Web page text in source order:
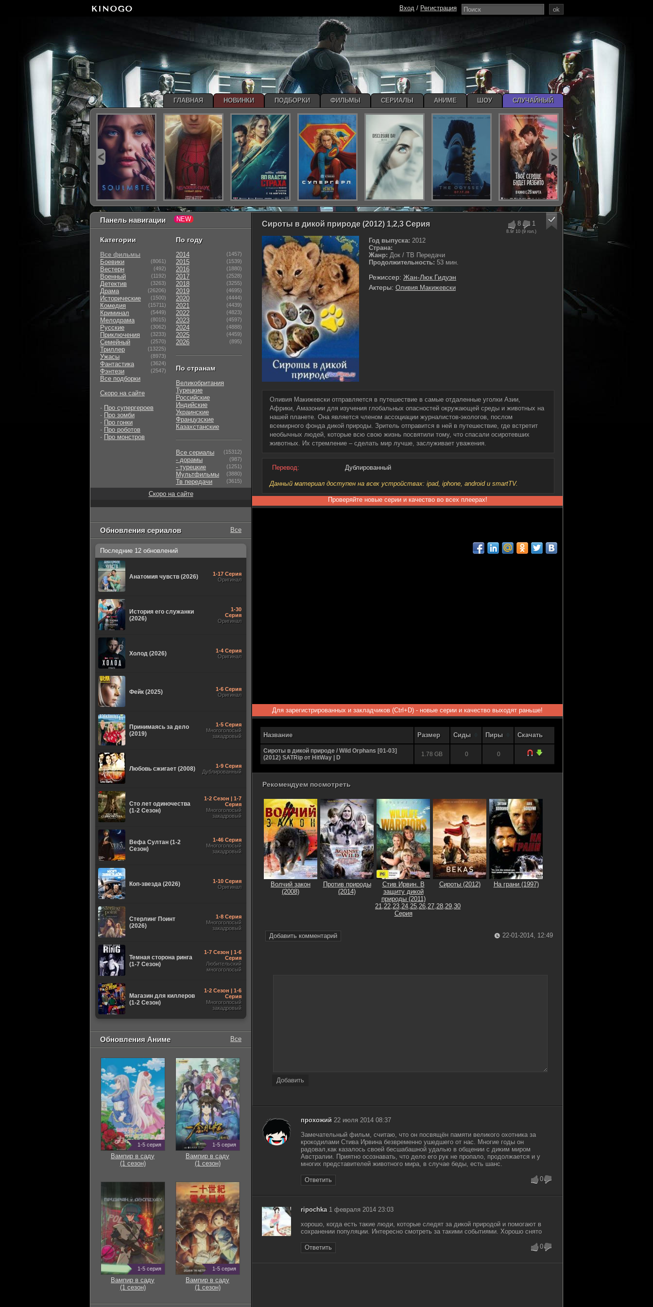
8 1
8.9/ 10 (9 гол.)
Сироты в дикой природе (2012) 1,2,3 Серия
Год выпуска: 2012
Страна:
Жанр: Док / ТВ Передачи
Продолжительность: 53 мин.
Режиссер: Жан-Люк Гидуэн
Актеры: Оливия Макижевски
Оливия Макижевски отправляется в путешествие в самые отдаленные уголки Азии,
Африки, Амазонии для изучения глобальных опасностей окружающей среды и животных на
нашей планете. Она является членом ассоциации журналистов-экологов, послом
всемирного фонда дикой природы. Зритель отправится в ней в путешествие, где встретит
необычных людей, которые всю свою жизнь посвятили тому, что спасали осиротевших
животных. Их стремление – сделать мир лучше, заслуживает уважения.
Перевод: Дублированный
Данный материал доступен на всех устройствах: ipad, iphone, android и smartTV.
Проверяйте новые серии и качество во всех плеерах!
Для зарегистрированных и закладчиков (Ctrl+D) - новые серии и качество выходят раньше!
Название Размер Сиды Пиры Скачать
Сироты в дикой природе / Wild Orphans [01-03]
(2012) SATRip от HitWay | D
1.78 GB 0 0
Рекомендуем посмотреть
Волчий закон
(2008)
Против природы
(2014)
Стив Ирвин. В
защиту дикой
природы (2011)
21,22,23,24,25,26,27,28,29,30
Серия
Сироты (2012) На грани (1997)
Добавить комментарий 22-01-2014, 12:49
Добавить
прохожий 22 июля 2014 08:37
Замечательный фильм, считаю, что он посвящён памяти великого охотника за
крокодилами Стива Ирвина безвременно ушедшего от нас. Многие годы он
радовал,как казалось своей бесшабашной удалью в общении с диким миром
Австралии. Приятно осознавать, что дело его рук не пропало, продолжается и у
многих представителей животного мира, в случае беды, есть шанс.
Ответить 0
ripochka1 февраля 2014 23:03
хорошо, когда есть такие люди, которые следят за дикой природой и помогают в
сохранении популяции. Интересно смотреть за такими событиями. Хорошо снято
Ответить 0
Панель навигации
Категории
Все фильмы
Боевики
(8061)
Вестерн (492)
Военный (1192)
Детектив (3263)
Драма (26206)
Исторические (1500)
Комедия (15711)
Криминал (5449)
Мелодрама (8015)
Русские (3062)
Приключения (3233)
Семейный (2570)
Триллер (13225)
Ужасы (8973)
Фантастика (3624)
Фэнтези (2547)
Все подборки
Скоро на сайте
- Про супергероев
- Про зомби
- Про гонки
- Про роботов
- Про монстров
По году
2014 (1457)
2015 (1539)
2016 (1880)
2017 (2528)
2018 (3255)
2019 (4695)
2020 (4444)
2021 (4439)
2022 (4823)
2023 (4597)
2024 (4888)
2025 (4459)
2026 (895)
По странам
Великобритания
Турецкие
Российские
Индийские
Украинские
Французские
Казахстанские
Все сериалы (15312)
- дорамы (987)
- турецкие (1251)
Мультфильмы (3880)
Тв передачи (3615)
Скоро на сайте
Обновления сериалов Все
Последние 12 обновлений
Анатомия чувств (2026)
1-17 Серия
Оригинал
История его служанки
(2026)
1-30
Серия
Оригинал
Холод (2026)
1-4 Серия
Оригинал
Фейк (2025)
1-6 Серия
Оригинал
Принимаясь за дело
(2019)
1-5 Серия
Многоголосый
закадровый
Любовь сжигает (2008)
1-9 Серия
Дублированный
Сто лет одиночества
(1-2 Сезон)
1-2 Сезон | 1-7
Серия
Многоголосый
закадровый
Вефа Султан (1-2
Сезон)
1-46 Серия
Многоголосый
закадровый
Коп-звезда (2026)
1-10 Серия
Оригинал
Стерлинг Поинт
(2026)
1-8 Серия
Многоголосый
закадровый
Темная сторона ринга
(1-7 Сезон)
1-7 Сезон | 1-6
Серия
Любительский
многоголосый
Магазин для киллеров
(1-2 Сезон)
1-2 Сезон | 1-6
Серия
Многоголосый
закадровый
Обновления Аниме Все
1-5 серия
Вампир в саду
(1 сезон)
1-5 серия
Вампир в саду
(1 сезон)
1-5 серия
Вампир в саду
(1 сезон)
1-5 серия
Вампир в саду
(1 сезон)
ok
Вход / Регистрация
ГЛАВНАЯ НОВИНКИ ПОДБОРКИ ФИЛЬМЫ СЕРИАЛЫ АНИМЕ ШОУ СЛУЧАЙНЫЙ